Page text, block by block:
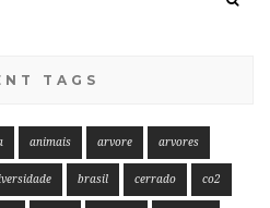
TAGS
animais arvore arvores
brasil cerrado co2